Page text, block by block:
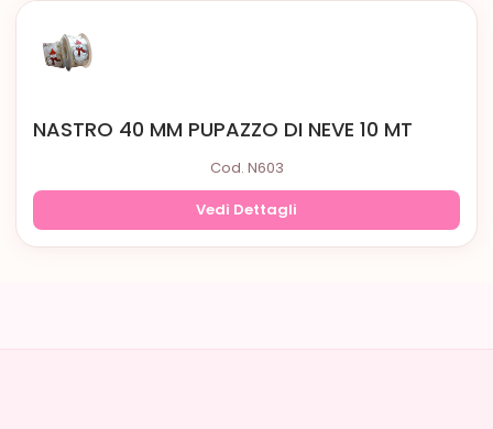
NASTRO 40 MM PUPAZZO DI NEVE 10 MT
Cod. N603
Vedi Dettagli